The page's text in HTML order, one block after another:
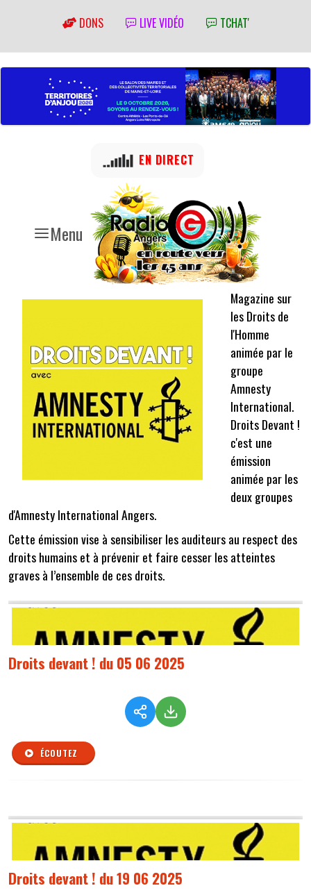
DONS LIVE VIDÉO TCHAT'
Menu
EN DIRECT
Magazine sur
les Droits de
l'Homme
animée par le
groupe
Amnesty
International.
Droits Devant !
c'est une
émission
animée par les
deux groupes
d'Amnesty International Angers.
Cette émission vise à sensibiliser les auditeurs au respect des
droits humains et à prévenir et faire cesser les atteintes
graves à l’ensemble de ces droits.
Droits devant ! du 05 06 2025
ÉCOUTEZ
Droits devant ! du 19 06 2025